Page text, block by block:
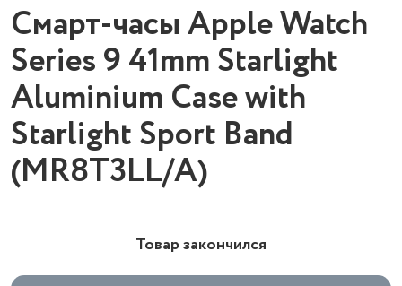
Смарт-часы Apple Watch
Series 9 41mm Starlight
Aluminium Case with
Starlight Sport Band
(MR8T3LL/A)
Товар закончился